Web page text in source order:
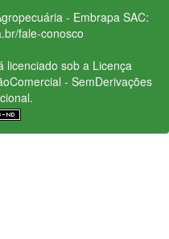
- Embrapa SAC:
fale-conosco
licenciado sob a Licença
- SemDerivações